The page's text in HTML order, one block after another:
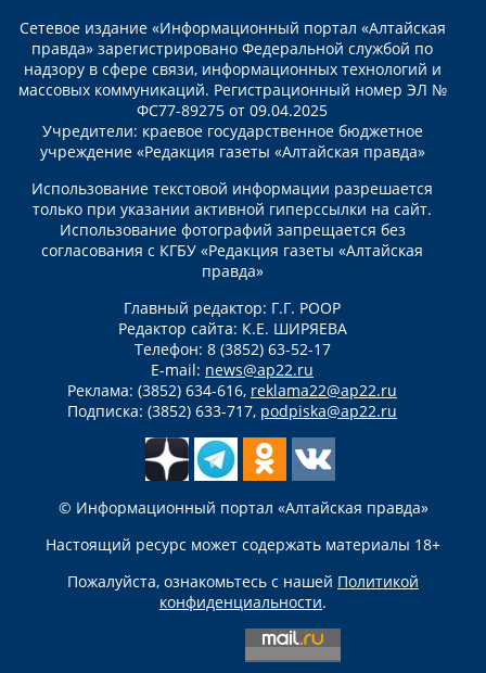
Сетевое издание «Информационный портал «Алтайская
правда» зарегистрировано Федеральной службой по
надзору в сфере связи, информационных технологий и
массовых коммуникаций. Регистрационный номер ЭЛ №
ФС77-89275 от 09.04.2025
Учредители: краевое государственное бюджетное
учреждение «Редакция газеты «Алтайская правда»
Использование текстовой информации разрешается
только при указании активной гиперссылки на сайт.
Использование фотографий запрещается без
согласования с КГБУ «Редакция газеты «Алтайская
правда»
Главный редактор: Г.Г. РООР
Редактор сайта: К.Е. ШИРЯЕВА
Телефон: 8 (3852) 63-52-17
E-mail: news@ap22.ru
Реклама: (3852) 634-616, reklama22@ap22.ru
Подписка: (3852) 633-717, podpiska@ap22.ru
© Информационный портал «Алтайская правда»
Настоящий ресурс может содержать материалы 18+
Пожалуйста, ознакомьтесь с нашей Политикой
конфиденциальности.